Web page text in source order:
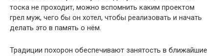
тоска не проходит, можно вспомнить каким проектом
грел муж, чего бы он хотел, чтобы реализовать и начать
делать это в память о нём.
Традиции похорон обеспечивают занятость в ближайшие